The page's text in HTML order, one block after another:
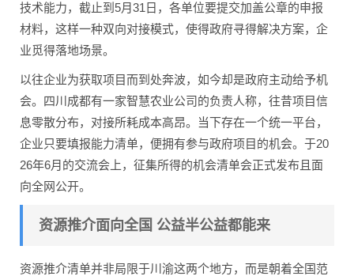
技术能力，截止到5月31日，各单位要提交加盖公章的申报
材料，这样一种双向对接模式，使得政府寻得解决方案，企
业觅得落地场景。
以往企业为获取项目而到处奔波，如今却是政府主动给予机
会。四川成都有一家智慧农业公司的负责人称，往昔项目信
息零散分布，对接所耗成本高昂。当下存在一个统一平台，
企业只要填报能力清单，便拥有参与政府项目的机会。于20
26年6月的交流会上，征集所得的机会清单会正式发布且面
向全网公开。
资源推介面向全国 公益半公益都能来
资源推介清单并非局限于川渝这两个地方，而是朝着全国范